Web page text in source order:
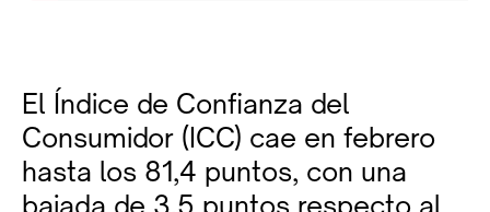
El Índice de Confianza del
Consumidor (ICC) cae en febrero
hasta los 81,4 puntos, con una
bajada de 3,5 puntos respecto al